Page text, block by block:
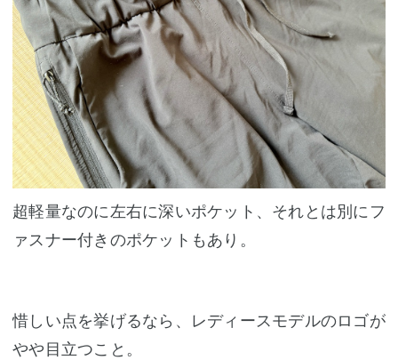
超軽量なのに左右に深いポケット、それとは別にフ
ァスナー付きのポケットもあり。
惜しい点を挙げるなら、レディースモデルのロゴが
やや目立つこと。